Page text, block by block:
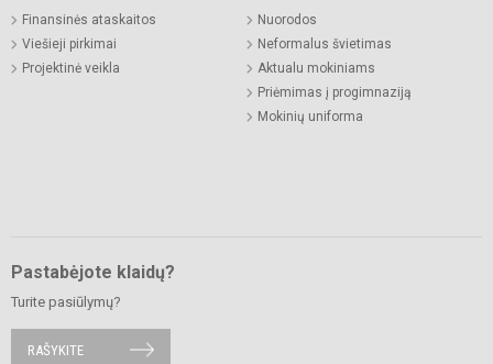
Finansinės ataskaitos
Viešieji pirkimai
Projektinė veikla
Nuorodos
Neformalus švietimas
Aktualu mokiniams
Priėmimas į progimnaziją
Mokinių uniforma
Pastabėjote klaidų?
Turite pasiūlymų?
RAŠYKITE